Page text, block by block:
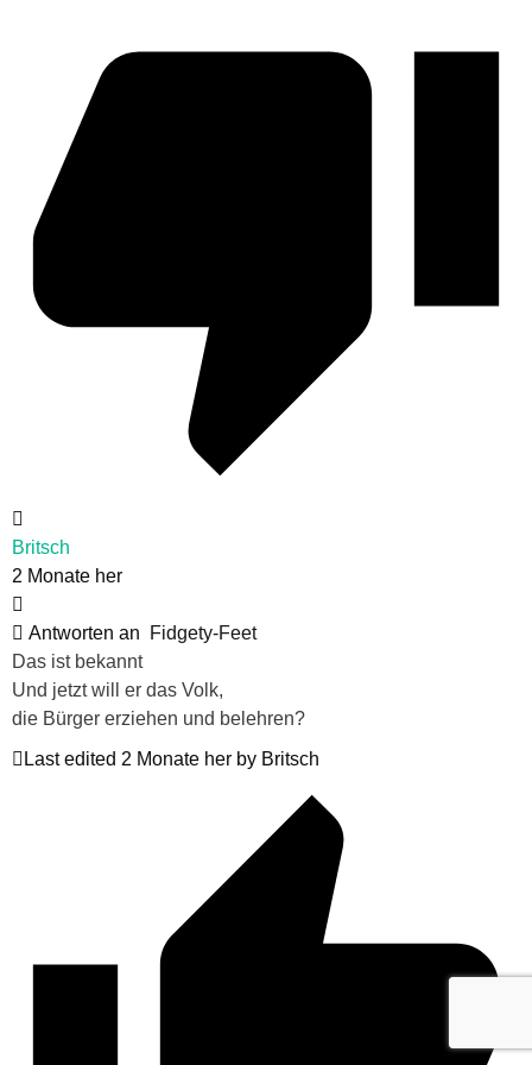
Britsch
2 Monate her
Antworten an
Fidgety-Feet
Das ist bekannt
Und jetzt will er das Volk,
die Bürger erziehen und belehren?
Last edited 2 Monate her by Britsch